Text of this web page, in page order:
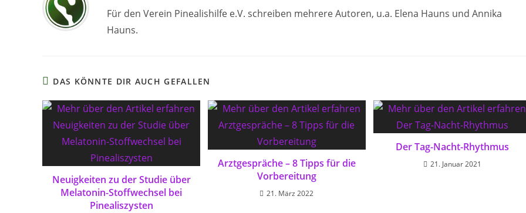
Für den Verein Pinealishilfe e.V. schreiben mehrere Autoren, u.a. Elena Hauns und Annika
Hauns.
DAS KÖNNTE DIR AUCH GEFALLEN
Neuigkeiten zu der Studie über
Melatonin-Stoffwechsel bei
Pinealiszysten
Arztgespräche – 8 Tipps für die
Vorbereitung
21. März 2022
Der Tag-Nacht-Rhythmus
21. Januar 2021